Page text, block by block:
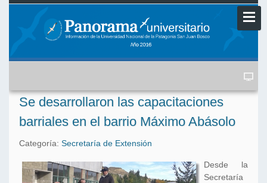
Se desarrollaron las capacitaciones
barriales en el barrio Máximo Abásolo
Categoría: Secretaría de Extensión
Desde la
Secretaría